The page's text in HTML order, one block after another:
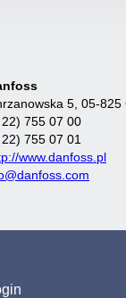
5, 05-825
755 07 00
755 07 01
www.danfoss.pl